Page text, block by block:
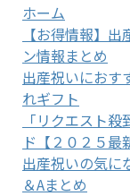
ホーム
【お得情報】
ン情報まとめ
出産祝いにおす
れギフト
「リクエスト
ド【２０２５最
出産祝いの気に
＆Aまとめ